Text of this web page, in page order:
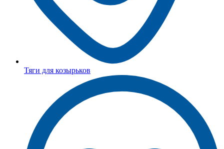
Тяги для козырьков